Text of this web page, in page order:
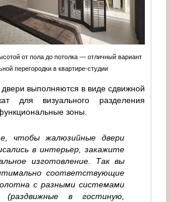
от пола до потолка — отличный вариант
перегородки в квартире-студии
выполняются в виде сдвижной
для визуального разделения
зоны.
чтобы жалюзийные двери
в интерьер, закажите
изготовление. Так вы
соответствующие
с разными системами
(раздвижные в гостиную,